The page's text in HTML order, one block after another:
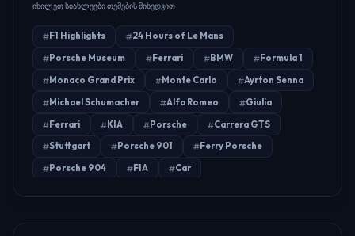
იხილეთ სიახლეები თემების მიხედვით
F1 Highlights
24 Hours of Le Mans
Porsche Museum
Ferrari BMW
Formula 1
Monaco Grand Prix
Monte Carlo
Ayrton Senna
Michael Schumacher
Alfa Romeo
Giulia
Ferrari
KIA Porsche
Carrera GTS
Stuttgart
Porsche 901
Ferry Porsche
Porsche 904
FIA Car